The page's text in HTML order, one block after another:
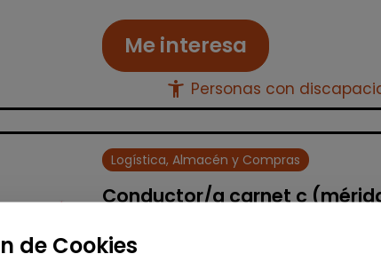
Me interesa
accessibility_new Personas con
Logística, Almacén y Compras
Conductor/a carnet c
OCON EXTREMEÑA
de Cookies